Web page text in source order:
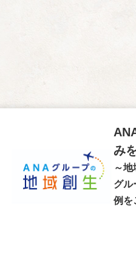
み
～
グル
例を